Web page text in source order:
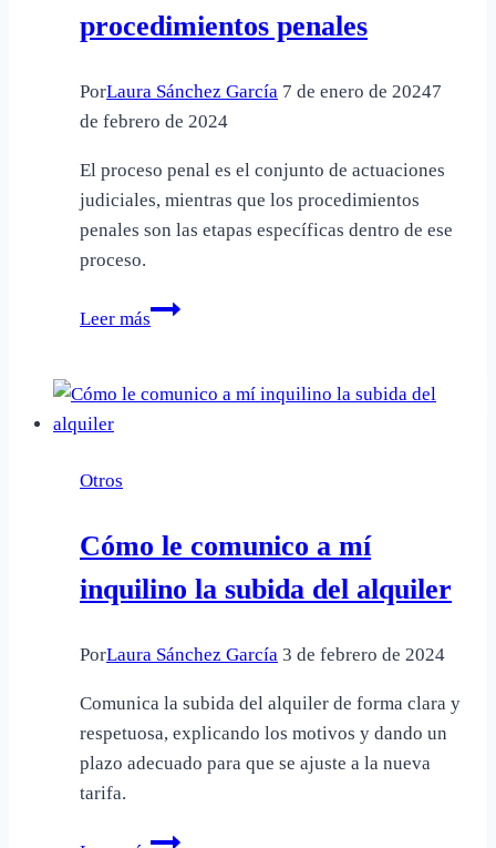
procedimientos penales
PorLaura Sánchez García 7 de enero de 20247
de febrero de 2024
El proceso penal es el conjunto de actuaciones
judiciales, mientras que los procedimientos
penales son las etapas específicas dentro de ese
proceso.
Leer más
Qué
entre
los
procedimientos
penales
Otros
Cómo le comunico a mí
inquilino la subida del alquiler
PorLaura Sánchez García 3 de febrero de 2024
Comunica la subida del alquiler de forma clara y
respetuosa, explicando los motivos y dando un
plazo adecuado para que se ajuste a la nueva
tarifa.
Cómo